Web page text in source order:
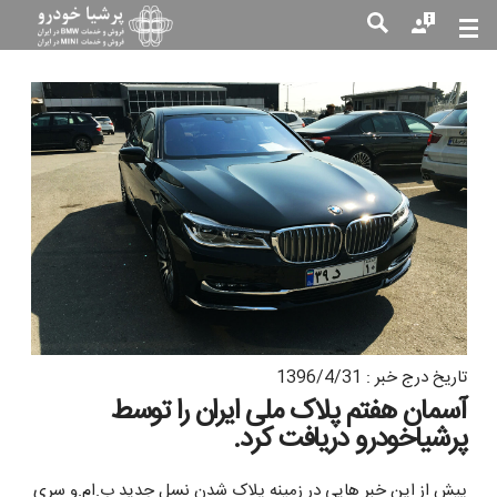
جست
جو
تاریخ درج خبر : 1396/4/31
آسمان هفتم پلاک ملی ایران را توسط
پرشیاخودرو دریافت کرد.
پیش از این خبر هایی در زمینه پلاک شدن نسل جدید ب.ام.و سری